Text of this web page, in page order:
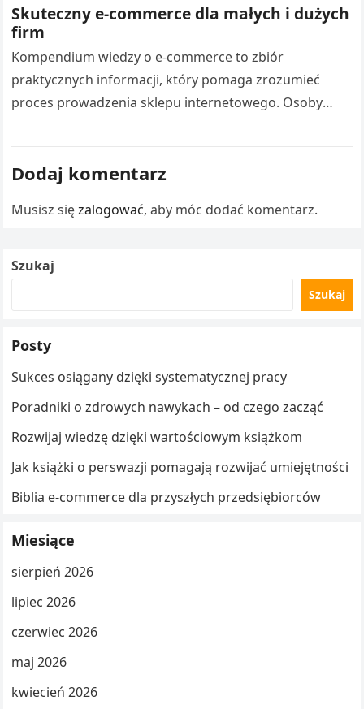
Skuteczny e-commerce dla małych i dużych
firm
Kompendium wiedzy o e-commerce to zbiór
praktycznych informacji, który pomaga zrozumieć
proces prowadzenia sklepu internetowego. Osoby
Dodaj komentarz
Musisz sięzalogować, aby móc dodać komentarz.
Szukaj
Szukaj
Posty
Sukces osiągany dzięki systematycznej pracy
Poradniki o zdrowych nawykach – od czego zacząć
Rozwijaj wiedzę dzięki wartościowym książkom
Jak książki o perswazji pomagają rozwijać umiejętności
Biblia e-commerce dla przyszłych przedsiębiorców
Miesiące
sierpień 2026
lipiec 2026
czerwiec 2026
maj 2026
kwiecień 2026